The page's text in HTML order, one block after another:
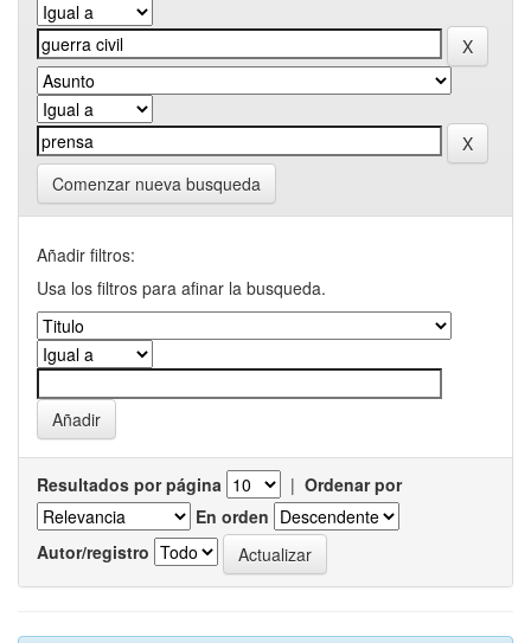
Comenzar nueva busqueda
Añadir filtros:
Usa los filtros para afinar la busqueda.
Resultados por página | Ordenar por
En orden
Autor/registro